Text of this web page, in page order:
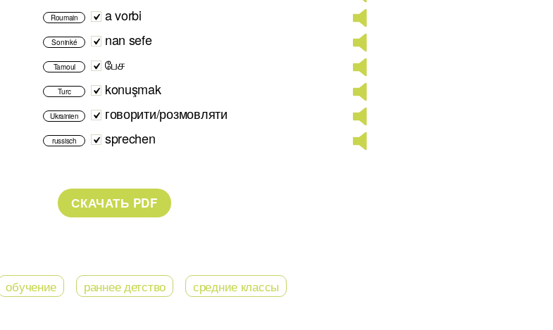
Roumain a vorbi
Soninké nan sefe
Tamoul பேச
Turc konuşmak
Ukrainien говорити/розмовляти
russisch sprechen
обучение раннее детство средние классы